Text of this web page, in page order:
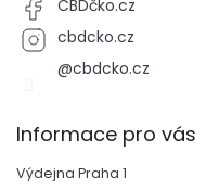
CBDčko.cz
cbdcko.cz
@cbdcko.cz
Informace pro vás
Výdejna Praha 1